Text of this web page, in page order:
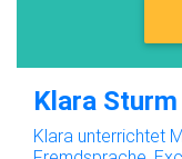
Klara Sturm
Klara unterrichtet